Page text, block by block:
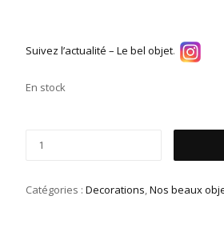
Suivez l’actualité – Le bel objet.
En stock
Catégories : Decorations,Nos beaux